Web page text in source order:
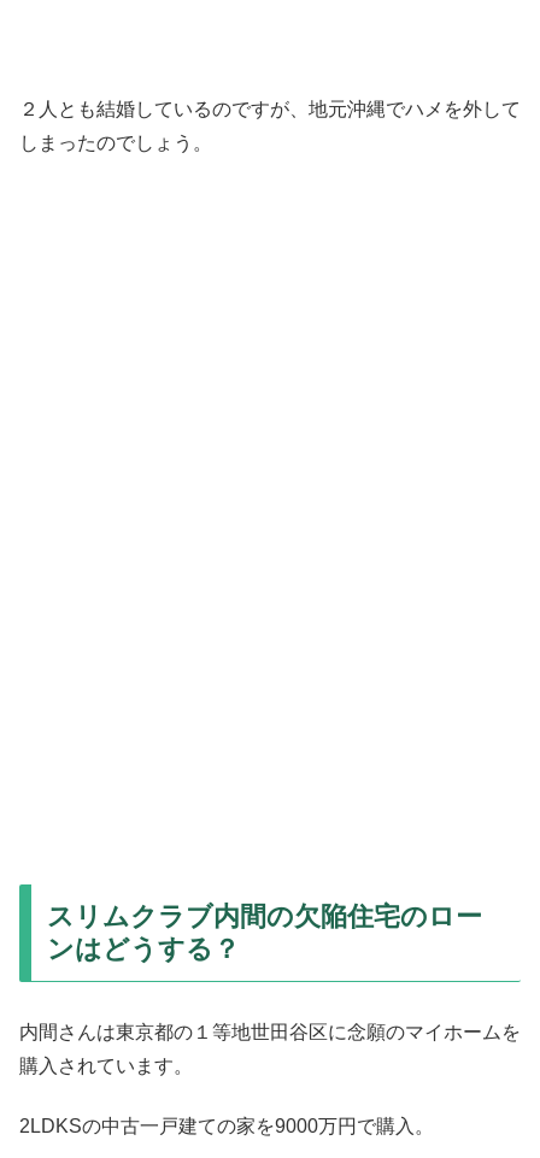
２人とも結婚しているのですが、地元沖縄でハメを外して
しまったのでしょう。
スリムクラブ内間の欠陥住宅のロー
ンはどうする？
内間さんは東京都の１等地世田谷区に念願のマイホームを
購入されています。
2LDKSの中古一戸建ての家を9000万円で購入。